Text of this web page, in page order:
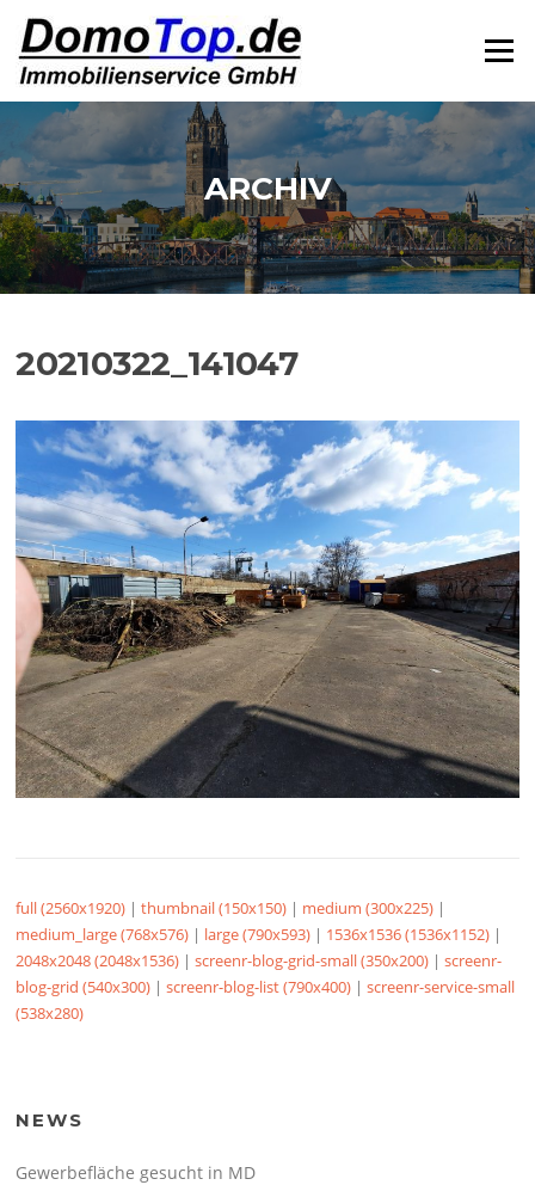
Inhalt
springen
Menü
ARCHIV
20210322_141047
full (2560x1920) |thumbnail (150x150) | medium (300x225) |
medium_large (768x576) | large (790x593) | 1536x1536 (1536x1152) |
2048x2048 (2048x1536) |screenr-blog-grid-small (350x200) |screenr-
blog-grid (540x300) |screenr-blog-list (790x400) |screenr-service-small
(538x280)
NEWS
Gewerbefläche gesucht in MD